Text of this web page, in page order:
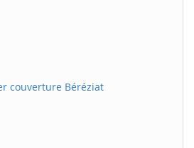
couverture Béréziat